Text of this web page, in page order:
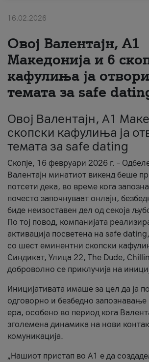
#ПодобарОнлајн
16.02.2026
Овој Валентајн, A1
Македонија и 6
кафулиња ја
темата за safe
Овој Валентајн, A1
скопски кафулиња ја
темата за safe dating
Скопје, 16 февруари 2026 г. –
Валентајн минатиот викенд беше
потсети дека, во време кога
почесто започнуваат онлајн,
биде неизоставен дел од секоја
По тој повод, компанијата
активација посветена на safe
со шест еминентни скопски
Синдикат, Улица 22, The Dude,
доброволно се приклучија на
Иницијативата имаше за цел да ја
одговорно и безбедно запознавање
ера, особено во период кога
зголемена динамика на нови
комуникација.
„Нашиот пристап во А1 е да